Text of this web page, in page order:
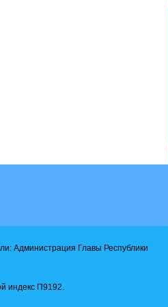
Администрация Главы Республики
индекс П9192.